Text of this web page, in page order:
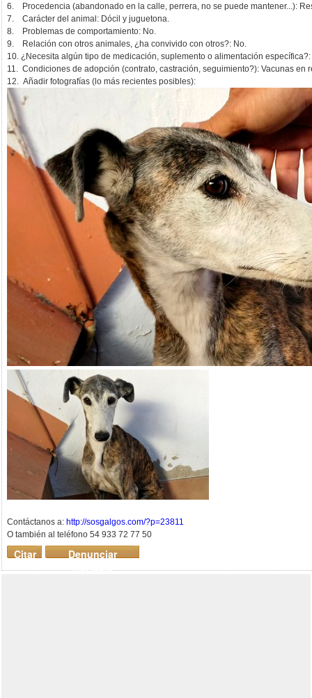
6. Procedencia (abandonado en la calle, perrera, no se puede mantener...):
7. Carácter del animal: Dócil y juguetona.
8. Problemas de comportamiento: No.
9. Relación con otros animales, ¿ha convivido con otros?: No.
10. ¿Necesita algún tipo de medicación, suplemento o alimentación
11. Condiciones de adopción (contrato, castración, seguimiento?): Vacunas en
12. Añadir fotografías (lo más recientes posibles):
Contáctanos a: http://sosgalgos.com/?p=23811
O también al teléfono 54 933 72 77 50
Denunciar
mensaje
Citar